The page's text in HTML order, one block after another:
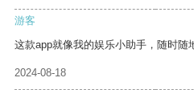
游客
这款app就像我的娱乐小助手，随时随
2024-08-18